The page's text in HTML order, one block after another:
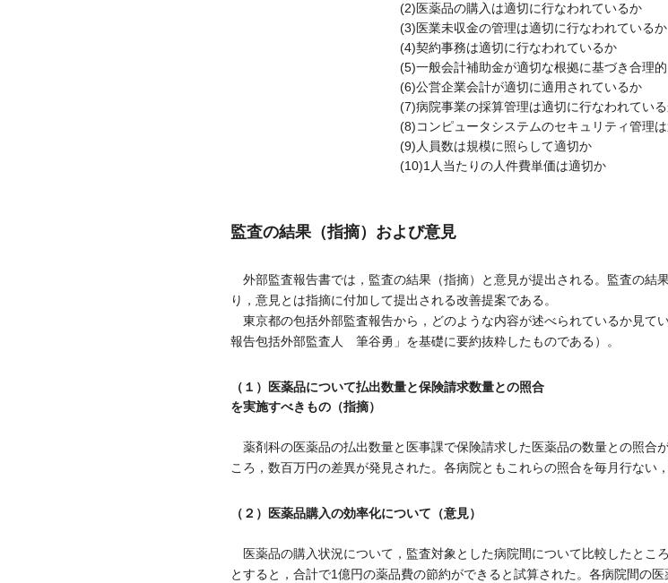
(2)医薬品の購入は適切に行なわれているか
(3)医業未収金の管理は適切に行なわれているか
(4)契約事務は適切に行なわれているか
(5)一般会計補助金が適切な根拠に基づき合理
(6)公営企業会計が適切に適用されているか
(7)病院事業の採算管理は適切に行なわれてい
(8)コンピュータシステムのセキュリティ管理
(9)人員数は規模に照らして適切か
(10)1人当たりの人件費単価は適切か
監査の結果（指摘）および意見
外部監査報告書では，監査の結果（指摘）と意見が提出される。監査の結
り，意見とは指摘に付加して提出される改善提案である。
東京都の包括外部監査報告から，どのような内容が述べられているか見て
報告包括外部監査人 筆谷勇」を基礎に要約抜粋したものである）。
（１）医薬品について払出数量と保険請求数量との照合
を実施すべきもの（指摘）
薬剤科の医薬品の払出数量と医事課で保険請求した医薬品の数量との照合
ころ，数百万円の差異が発見された。各病院ともこれらの照合を毎月行ない
（２）医薬品購入の効率化について（意見）
医薬品の購入状況について，監査対象とした病院間について比較したとこ
とすると，合計で1億円の薬品費の節約ができると試算された。各病院間の